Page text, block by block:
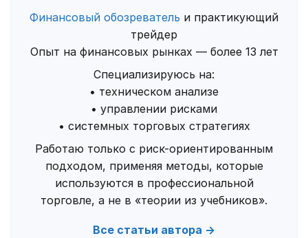
Финансовый обозреватель и практикующий
трейдер
Опыт на финансовых рынках — более 13 лет
Специализируюсь на:
• техническом анализе
• управлении рисками
• системных торговых стратегиях
Работаю только с риск-ориентированным
подходом, применяя методы, которые
используются в профессиональной
торговле, а не в «теории из учебников».
Все статьи автора →